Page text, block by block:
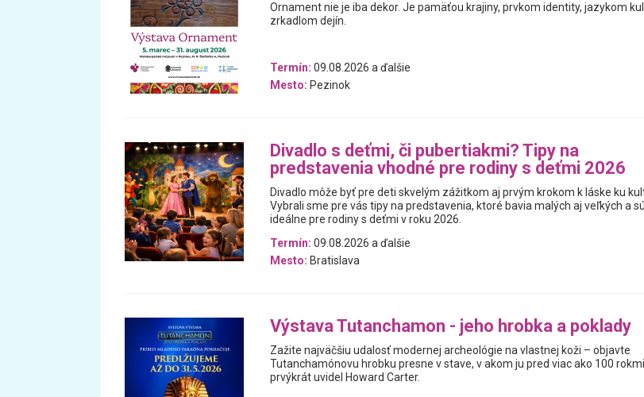
Ornament nie je iba dekor. Je pamäťou krajiny, prvkom identity, jazykom
zrkadlom dejín.
Termín: 09.08.2026 a ďalšie
Mesto: Pezinok
Divadlo s deťmi, či pubertiakmi? Tipy na
predstavenia vhodné pre rodiny s deťmi 2026
Divadlo môže byť pre deti skvelým zážitkom aj prvým krokom k láske ku
Vybrali sme pre vás tipy na predstavenia, ktoré bavia malých aj veľkých a sú
ideálne pre rodiny s deťmi v roku 2026.
Termín: 09.08.2026 a ďalšie
Mesto: Bratislava
Výstava Tutanchamon - jeho hrobka a poklady
Zažite najväčšiu udalosť modernej archeológie na vlastnej koži – objavte
Tutanchamónovu hrobku presne v stave, v akom ju pred viac ako 100 rokmi
prvýkrát uvidel Howard Carter.